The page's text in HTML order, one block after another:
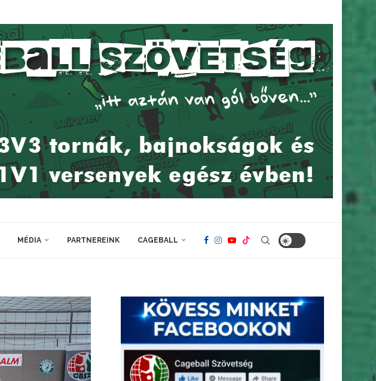
MÉDIA PARTNEREINK CAGEBALL